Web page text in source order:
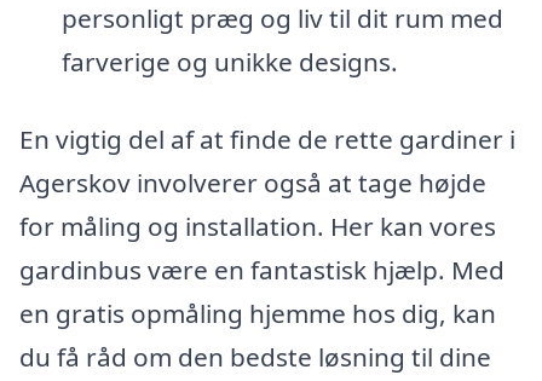
personligt præg og liv til dit rum med
farverige og unikke designs.
En vigtig del af at finde de rette gardiner i
Agerskov involverer også at tage højde
for måling og installation. Her kan vores
gardinbus være en fantastisk hjælp. Med
en gratis opmåling hjemme hos dig, kan
du få råd om den bedste løsning til dine